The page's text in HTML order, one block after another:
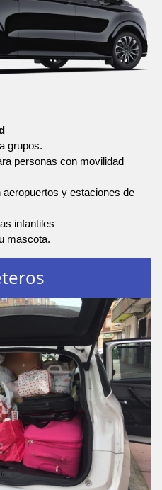
grupos.
personas con movilidad
y estaciones de
infantiles
mascota.